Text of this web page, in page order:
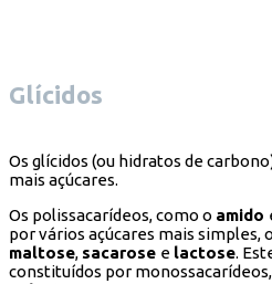
Glícidos
Os glícidos (ou hidratos de
mais açúcares.
Os polissacarídeos, como o amido
por vários açúcares mais simples,
maltose, sacarose e lactose.
constituídos por